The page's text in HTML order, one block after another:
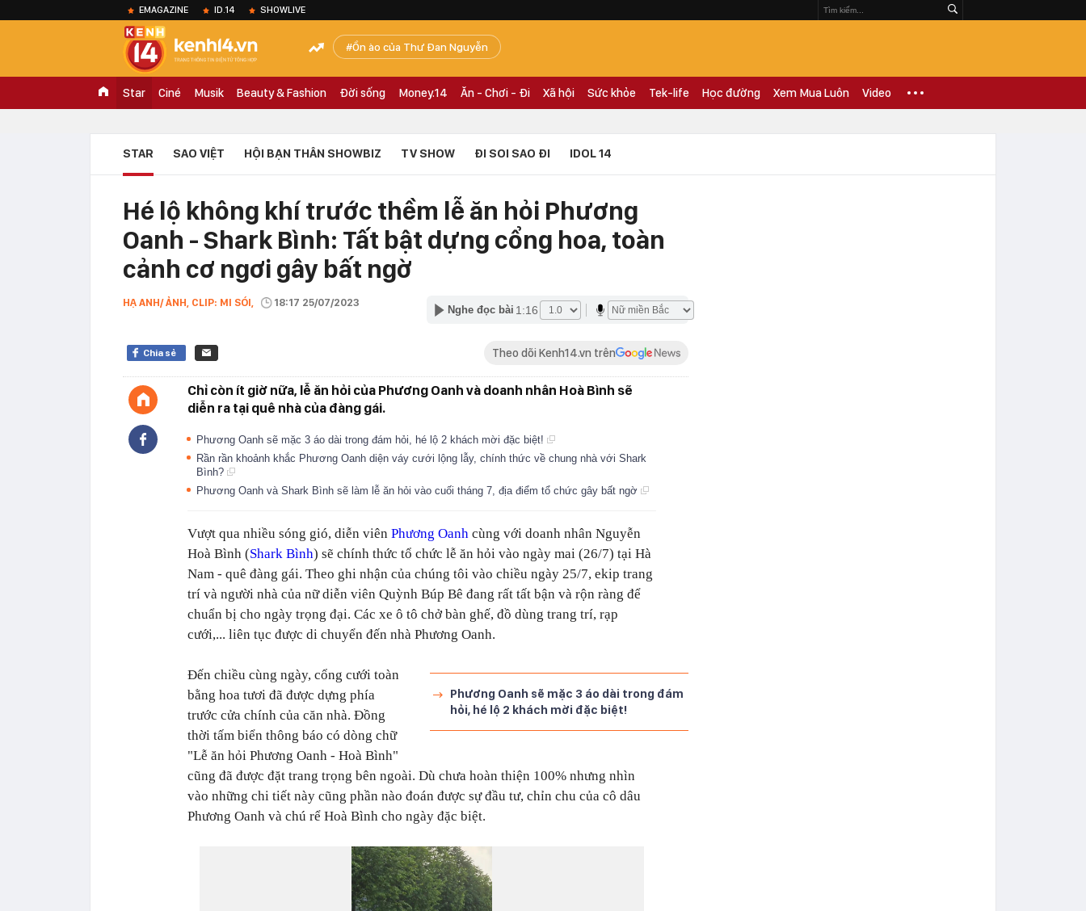
EMAGAZINE ID.14 SHOWLIVE
Ồn ào của Thư Đan Nguyễn
Star Ciné Musik Beauty & Fashion Đời sống Money.14 Ăn - Chơi - Đi Xã hội Sức khỏe Tek-life Học đường Xem Mua Luôn Video
STAR SAO VIỆT HỘI BẠN THÂN SHOWBIZ TV SHOW ĐI SOI SAO ĐI IDOL 14
Hé lộ không khí trước thềm lễ ăn hỏi Phương
Oanh - Shark Bình: Tất bật dựng cổng hoa, toàn
cảnh cơ ngơi gây bất ngờ
HẠ ANH/ ẢNH, CLIP: MI SÓI, 18:17 25/07/2023
Nghe đọc bài 1:16
Chia sẻ Theo dõi Kenh14.vn trên
Chỉ còn ít giờ nữa, lễ ăn hỏi của Phương Oanh và doanh nhân Hoà Bình sẽ
diễn ra tại quê nhà của đàng gái.
Phương Oanh sẽ mặc 3 áo dài trong đám hỏi, hé lộ 2 khách mời đặc biệt!
Rần rần khoảnh khắc Phương Oanh diện váy cưới lộng lẫy, chính thức về chung nhà với Shark
Bình?
Phương Oanh và Shark Bình sẽ làm lễ ăn hỏi vào cuối tháng 7, địa điểm tổ chức gây bất ngờ
Vượt qua nhiều sóng gió, diễn viên Phương Oanh cùng với doanh nhân Nguyễn
Hoà Bình (Shark Bình) sẽ chính thức tổ chức lễ ăn hỏi vào ngày mai (26/7) tại Hà
Nam - quê đàng gái. Theo ghi nhận của chúng tôi vào chiều ngày 25/7, ekip trang
trí và người nhà của nữ diễn viên Quỳnh Búp Bê đang rất tất bận và rộn ràng để
chuẩn bị cho ngày trọng đại. Các xe ô tô chở bàn ghế, đồ dùng trang trí, rạp
cưới,... liên tục được di chuyển đến nhà Phương Oanh.
Phương Oanh sẽ mặc 3 áo dài trong đám
hỏi, hé lộ 2 khách mời đặc biệt!
Đến chiều cùng ngày, cổng cưới toàn
bằng hoa tươi đã được dựng phía
trước cửa chính của căn nhà. Đồng
thời tấm biển thông báo có dòng chữ
"Lễ ăn hỏi Phương Oanh - Hoà Bình"
cũng đã được đặt trang trọng bên ngoài. Dù chưa hoàn thiện 100% nhưng nhìn
vào những chi tiết này cũng phần nào đoán được sự đầu tư, chỉn chu của cô dâu
Phương Oanh và chú rể Hoà Bình cho ngày đặc biệt.